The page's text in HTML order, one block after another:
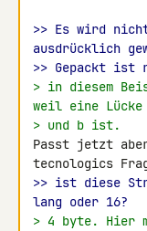
>> Es wird
ausdrücklich
>> Gepackt
> in diesem
weil eine Lücke
> und b ist.
Passt jetzt
>> ist diese
lang oder 16?
> 4 byte. Hier